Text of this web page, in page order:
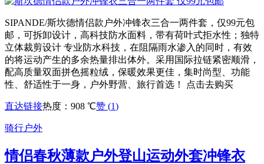
SIPANDE/斯坎德情侣款户外冲锋衣三合一两件套，仅99元包
邮，可拆卸设计，高科技防水面料，带有荷叶式拒水性；独特
立体裁剪设计 专业防水科技，在阻隔雨水渗入的同时，有效
的将运动产生的多余热量排出体外。采用国际拉链紧密顺滑，
配高质量双面拼色摇粒绒，保暖效果更佳，集时尚型、功能
性、舒适性于一身，户外野营、旅行首选！ 点击去购买
直达链接热度：908 ℃赞 (1)
骑行户外
情侣春秋薄款户外登山运动外套冲锋衣